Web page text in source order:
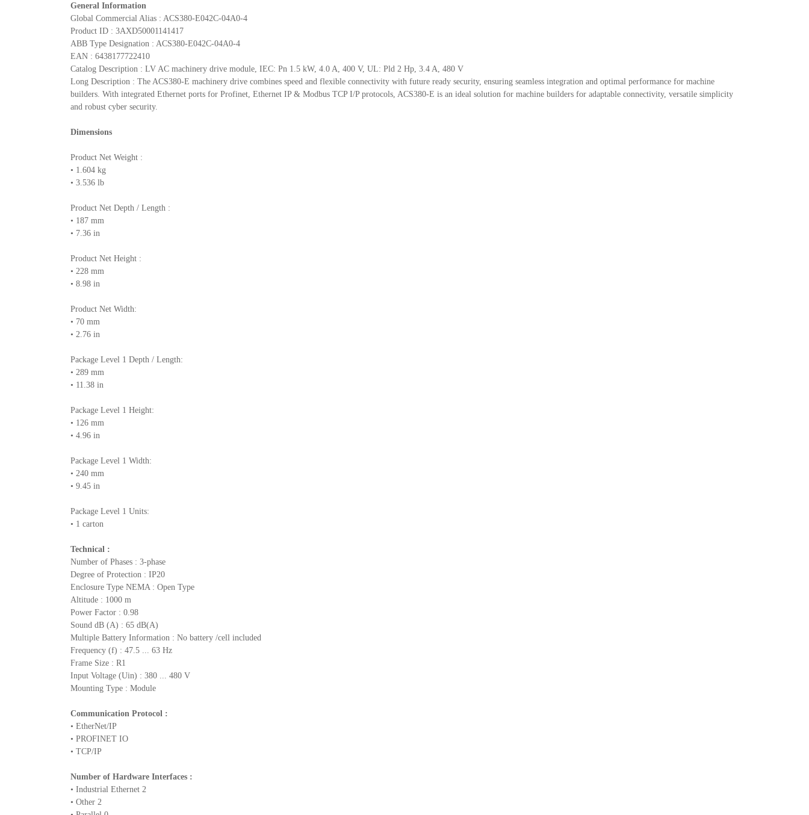
General Information
Global Commercial Alias : ACS380-E042C-04A0-4
Product ID : 3AXD50001141417
ABB Type Designation : ACS380-E042C-04A0-4
EAN : 6438177722410
Catalog Description : LV AC machinery drive module, IEC: Pn 1.5 kW, 4.0 A, 400 V, UL: Pld 2 Hp, 3.4 A, 480 V
Long Description : The ACS380-E machinery drive combines speed and flexible connectivity with future ready security, ensuring seamless integration and optimal performance for machine
builders. With integrated Ethernet ports for Profinet, Ethernet IP & Modbus TCP I/P protocols, ACS380-E is an ideal solution for machine builders for adaptable connectivity, versatile simplicity
and robust cyber security.
Dimensions
Product Net Weight :
• 1.604 kg
• 3.536 lb
Product Net Depth / Length :
• 187 mm
• 7.36 in
Product Net Height :
• 228 mm
• 8.98 in
Product Net Width:
• 70 mm
• 2.76 in
Package Level 1 Depth / Length:
• 289 mm
• 11.38 in
Package Level 1 Height:
• 126 mm
• 4.96 in
Package Level 1 Width:
• 240 mm
• 9.45 in
Package Level 1 Units:
• 1 carton
Technical :
Number of Phases : 3-phase
Degree of Protection : IP20
Enclosure Type NEMA : Open Type
Altitude : 1000 m
Power Factor : 0.98
Sound dB (A) : 65 dB(A)
Multiple Battery Information : No battery /cell included
Frequency (f) : 47.5 ... 63 Hz
Frame Size : R1
Input Voltage (Uin) : 380 ... 480 V
Mounting Type : Module
Communication Protocol :
• EtherNet/IP
• PROFINET IO
• TCP/IP
Number of Hardware Interfaces :
• Industrial Ethernet 2
• Other 2